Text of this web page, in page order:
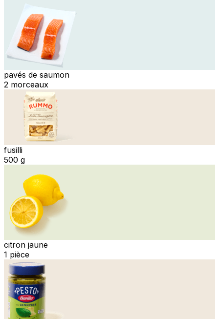
pavés de saumon
2 morceaux
fusilli
500 g
citron jaune
1 pièce